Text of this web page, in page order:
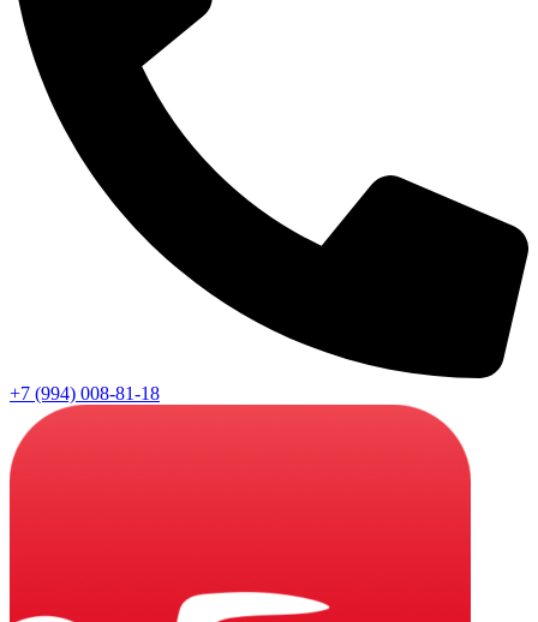
+7 (994) 008-81-18